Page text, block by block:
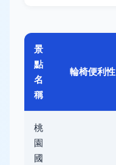
景
點
名
稱
輪椅便利性
桃
園
國